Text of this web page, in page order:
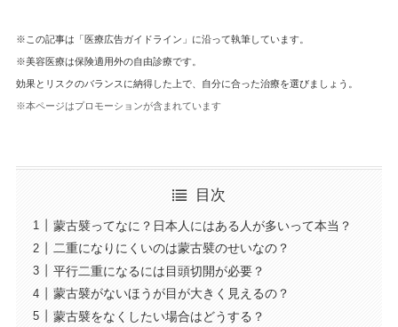
※この記事は「医療広告ガイドライン」に沿って執筆しています。
※美容医療は保険適用外の自由診療です。
効果とリスクのバランスに納得した上で、自分に合った治療を選びましょう。
※本ページはプロモーションが含まれています
目次
蒙古襞ってなに？日本人にはある人が多いって本当？
二重になりにくいのは蒙古襞のせいなの？
平行二重になるには目頭切開が必要？
蒙古襞がないほうが目が大きく見えるの？
蒙古襞をなくしたい場合はどうする？